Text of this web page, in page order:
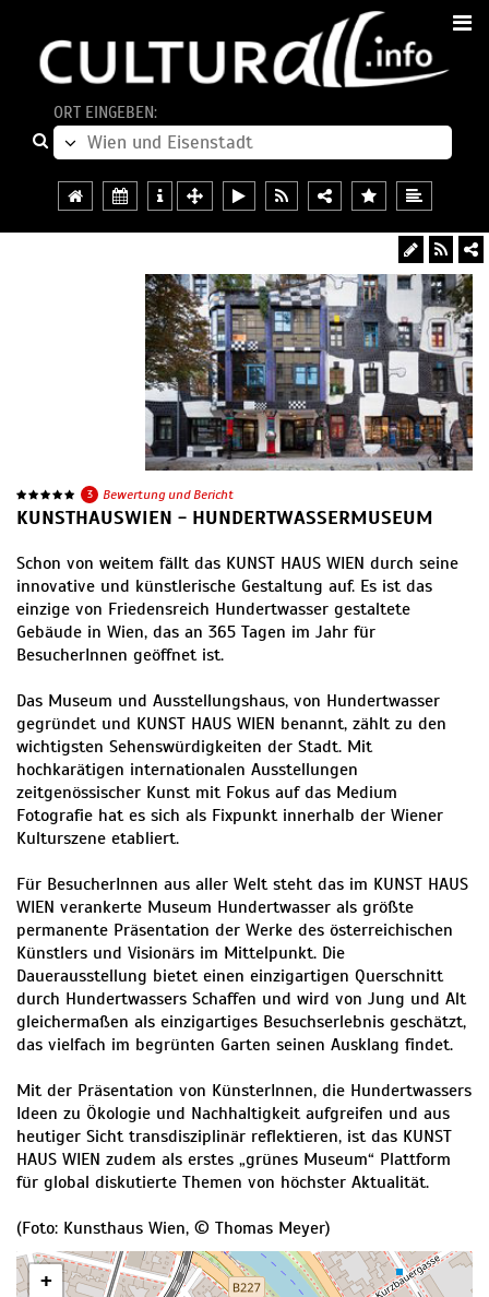
ORT EINGEBEN:
3 Bewertung und Bericht
KUNSTHAUSWIEN - HUNDERTWASSERMUSEUM
Schon von weitem fällt das KUNST HAUS WIEN durch seine
innovative und künstlerische Gestaltung auf. Es ist das
einzige von Friedensreich Hundertwasser gestaltete
Gebäude in Wien, das an 365 Tagen im Jahr für
BesucherInnen geöffnet ist.
Das Museum und Ausstellungshaus, von Hundertwasser
gegründet und KUNST HAUS WIEN benannt, zählt zu den
wichtigsten Sehenswürdigkeiten der Stadt. Mit
hochkarätigen internationalen Ausstellungen
zeitgenössischer Kunst mit Fokus auf das Medium
Fotografie hat es sich als Fixpunkt innerhalb der Wiener
Kulturszene etabliert.
Für BesucherInnen aus aller Welt steht das im KUNST HAUS
WIEN verankerte Museum Hundertwasser als größte
permanente Präsentation der Werke des österreichischen
Künstlers und Visionärs im Mittelpunkt. Die
Dauerausstellung bietet einen einzigartigen Querschnitt
durch Hundertwassers Schaffen und wird von Jung und Alt
gleichermaßen als einzigartiges Besuchserlebnis geschätzt,
das vielfach im begrünten Garten seinen Ausklang findet.
Mit der Präsentation von KünsterInnen, die Hundertwassers
Ideen zu Ökologie und Nachhaltigkeit aufgreifen und aus
heutiger Sicht transdisziplinär reflektieren, ist das KUNST
HAUS WIEN zudem als erstes „grünes Museum“ Plattform
für global diskutierte Themen von höchster Aktualität.
(Foto: Kunsthaus Wien, © Thomas Meyer)
+